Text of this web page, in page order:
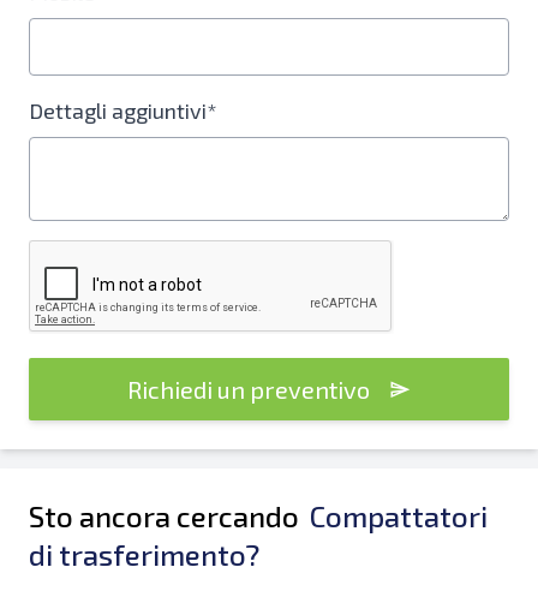
Dettagli aggiuntivi*
Richiedi un preventivo
Sto ancora cercando Compattatori
di trasferimento?